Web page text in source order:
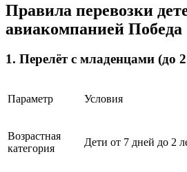
Правила перевозки
авиакомпанией Победа
1. Перелёт с младенцами (до
Параметр Условия
Возрастная
категория
Дети от 7 дней до 2